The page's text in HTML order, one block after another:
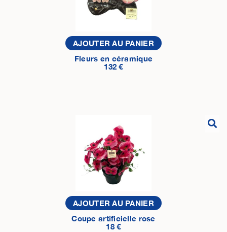
AJOUTER AU PANIER
Fleurs en céramique
132 €
AJOUTER AU PANIER
Coupe artificielle rose
18 €